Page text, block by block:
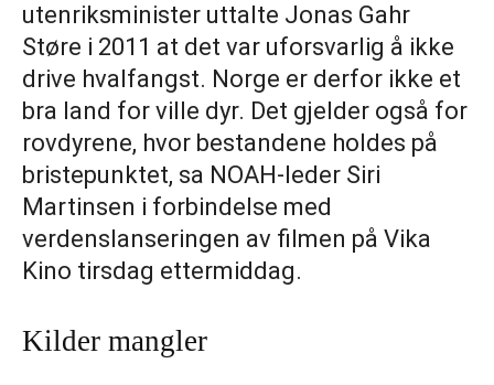
utenriksminister uttalte Jonas Gahr
Støre i 2011 at det var uforsvarlig å ikke
drive hvalfangst. Norge er derfor ikke et
bra land for ville dyr. Det gjelder også for
rovdyrene, hvor bestandene holdes på
bristepunktet, sa NOAH-leder Siri
Martinsen i forbindelse med
verdenslanseringen av filmen på Vika
Kino tirsdag ettermiddag.
Kilder mangler